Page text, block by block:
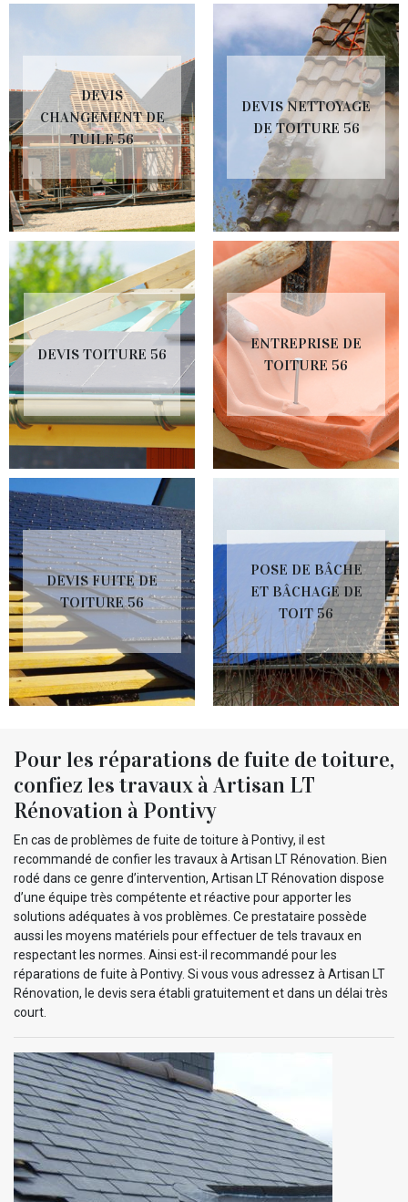
DEVIS
CHANGEMENT DE
TUILE 56
DEVIS NETTOYAGE
DE TOITURE 56
DEVIS TOITURE 56
ENTREPRISE DE
TOITURE 56
DEVIS FUITE DE
TOITURE 56
POSE DE BÂCHE
ET BÂCHAGE DE
TOIT 56
Pour les réparations de fuite de toiture,
confiez les travaux à Artisan LT
Rénovation à Pontivy
En cas de problèmes de fuite de toiture à Pontivy, il est
recommandé de confier les travaux à Artisan LT Rénovation. Bien
rodé dans ce genre d’intervention, Artisan LT Rénovation dispose
d’une équipe très compétente et réactive pour apporter les
solutions adéquates à vos problèmes. Ce prestataire possède
aussi les moyens matériels pour effectuer de tels travaux en
respectant les normes. Ainsi est-il recommandé pour les
réparations de fuite à Pontivy. Si vous vous adressez à Artisan LT
Rénovation, le devis sera établi gratuitement et dans un délai très
court.